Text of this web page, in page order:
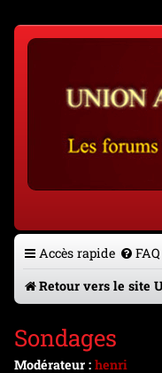
Accès rapide FAQ
Retour vers le site
Sondages
Modérateur : henri